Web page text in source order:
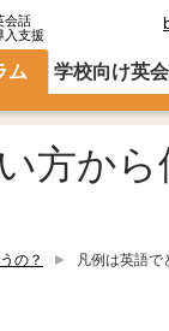
会話
入支援
ム 学校向け英
方か
の？ 凡例は英語で